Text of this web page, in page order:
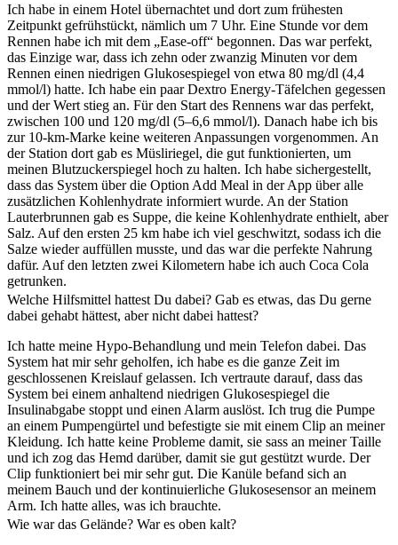
Ich habe in einem Hotel übernachtet und dort zum frühesten
Zeitpunkt gefrühstückt, nämlich um 7 Uhr. Eine Stunde vor dem
Rennen habe ich mit dem „Ease-off“ begonnen. Das war perfekt,
das Einzige war, dass ich zehn oder zwanzig Minuten vor dem
Rennen einen niedrigen Glukosespiegel von etwa 80 mg/dl (4,4
mmol/l) hatte. Ich habe ein paar Dextro Energy-Täfelchen gegessen
und der Wert stieg an. Für den Start des Rennens war das perfekt,
zwischen 100 und 120 mg/dl (5–6,6 mmol/l). Danach habe ich bis
zur 10-km-Marke keine weiteren Anpassungen vorgenommen. An
der Station dort gab es Müsliriegel, die gut funktionierten, um
meinen Blutzuckerspiegel hoch zu halten. Ich habe sichergestellt,
dass das System über die Option Add Meal in der App über alle
zusätzlichen Kohlenhydrate informiert wurde. An der Station
Lauterbrunnen gab es Suppe, die keine Kohlenhydrate enthielt, aber
Salz. Auf den ersten 25 km habe ich viel geschwitzt, sodass ich die
Salze wieder auffüllen musste, und das war die perfekte Nahrung
dafür. Auf den letzten zwei Kilometern habe ich auch Coca Cola
getrunken.
Welche Hilfsmittel hattest Du dabei? Gab es etwas, das Du gerne
dabei gehabt hättest, aber nicht dabei hattest?
Ich hatte meine Hypo-Behandlung und mein Telefon dabei. Das
System hat mir sehr geholfen, ich habe es die ganze Zeit im
geschlossenen Kreislauf gelassen. Ich vertraute darauf, dass das
System bei einem anhaltend niedrigen Glukosespiegel die
Insulinabgabe stoppt und einen Alarm auslöst. Ich trug die Pumpe
an einem Pumpengürtel und befestigte sie mit einem Clip an meiner
Kleidung. Ich hatte keine Probleme damit, sie sass an meiner Taille
und ich zog das Hemd darüber, damit sie gut gestützt wurde. Der
Clip funktioniert bei mir sehr gut. Die Kanüle befand sich an
meinem Bauch und der kontinuierliche Glukosesensor an meinem
Arm. Ich hatte alles, was ich brauchte.
Wie war das Gelände? War es oben kalt?